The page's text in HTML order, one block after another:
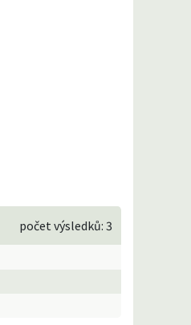
počet výsledků: 3